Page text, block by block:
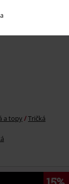
a topy Tričká